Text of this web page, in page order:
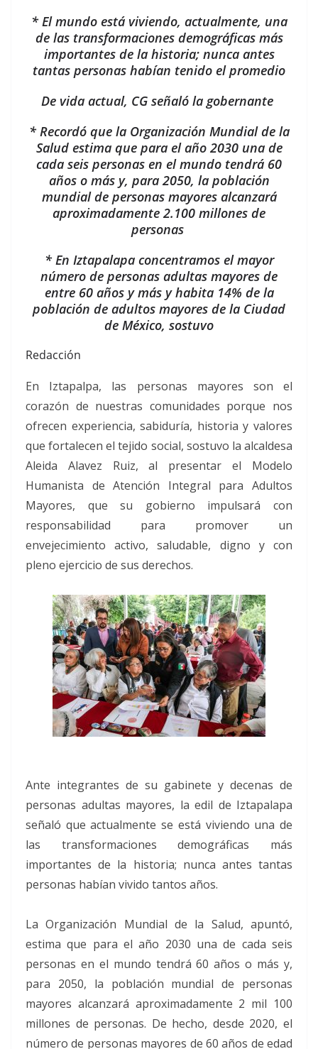
* El mundo está viviendo, actualmente, una
de las transformaciones demográficas más
importantes de la historia; nunca antes
tantas personas habían tenido el promedio
De vida actual, CG señaló la gobernante
* Recordó que la Organización Mundial de la
Salud estima que para el año 2030 una de
cada seis personas en el mundo tendrá 60
años o más y, para 2050, la población
mundial de personas mayores alcanzará
aproximadamente 2.100 millones de
personas
* En Iztapalapa concentramos el mayor
número de personas adultas mayores de
entre 60 años y más y habita 14% de la
población de adultos mayores de la Ciudad
de México, sostuvo
Redacción
En Iztapalpa, las personas mayores son el
corazón de nuestras comunidades porque nos
ofrecen experiencia, sabiduría, historia y valores
que fortalecen el tejido social, sostuvo la alcaldesa
Aleida Alavez Ruiz, al presentar el Modelo
Humanista de Atención Integral para Adultos
Mayores, que su gobierno impulsará con
responsabilidad para promover un
envejecimiento activo, saludable, digno y con
pleno ejercicio de sus derechos.
Ante integrantes de su gabinete y decenas de
personas adultas mayores, la edil de Iztapalapa
señaló que actualmente se está viviendo una de
las transformaciones demográficas más
importantes de la historia; nunca antes tantas
personas habían vivido tantos años.
La Organización Mundial de la Salud, apuntó,
estima que para el año 2030 una de cada seis
personas en el mundo tendrá 60 años o más y,
para 2050, la población mundial de personas
mayores alcanzará aproximadamente 2 mil 100
millones de personas. De hecho, desde 2020, el
número de personas mayores de 60 años de edad